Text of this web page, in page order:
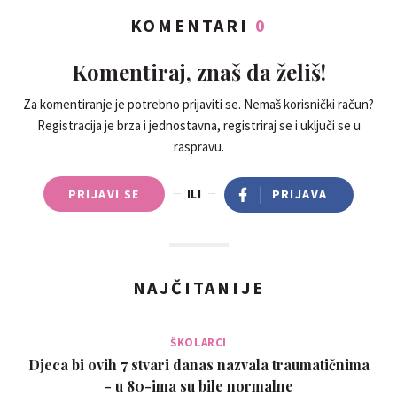
KOMENTARI 0
Komentiraj, znaš da želiš!
Za komentiranje je potrebno prijaviti se. Nemaš korisnički račun?
Registracija je brza i jednostavna, registriraj se i uključi se u
raspravu.
PRIJAVI SE ILI PRIJAVA
NAJČITANIJE
ŠKOLARCI
Djeca bi ovih 7 stvari danas nazvala traumatičnima
- u 80-ima su bile normalne